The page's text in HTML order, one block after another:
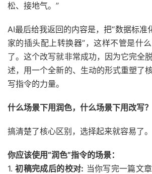
松、接地气。”
AI最后给我返回的内容是，把“数据标准
家的插头配上转换器”，这样不管是什
了。这个改写就非常成功，因为它完全
述，用一个全新的、生动的形式重塑了
写指令的力量。
什么场景下用润色，什么场景下用改写？
搞清楚了核心区别，选择起来就容易了。
你应该使用“润色”指令的场景：
1.初稿完成后的校对: 当你写完一篇文